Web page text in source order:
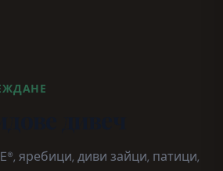
яребици, диви зайци, патици,